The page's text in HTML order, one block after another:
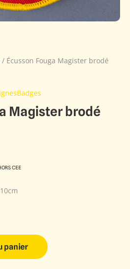
/ Écusson Fouga Magister brodé
Magister brodé
CEE
panier